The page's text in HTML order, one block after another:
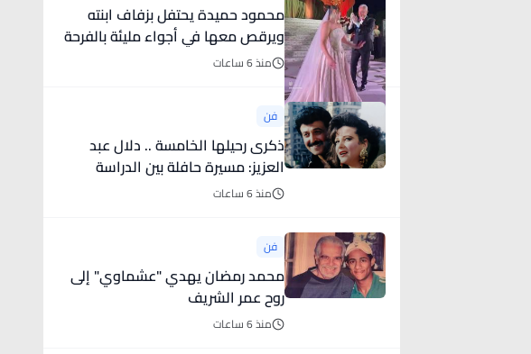
محمود حميدة يحتفل بزفاف ابنته
ويرقص معها في أجواء مليئة بالفرحة
.. منذ 6 ساعات
فن
ذكرى رحيلها الخامسة .. دلال عبد
العزيز: مسيرة حافلة بين الدراسة
والمسرح
منذ 6 ساعات
فن
محمد رمضان يهدي "عشماوي" إلى
روح عمر الشريف
منذ 6 ساعات